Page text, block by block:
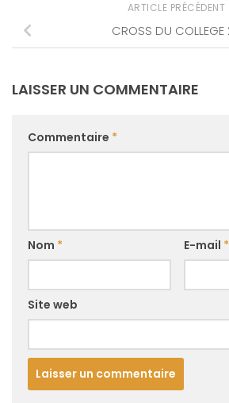
ARTICLE PRÉCÉDENT
CROSS DU
LAISSER UN COMMENTAIRE
Commentaire *
Nom * E-mail *
Site web